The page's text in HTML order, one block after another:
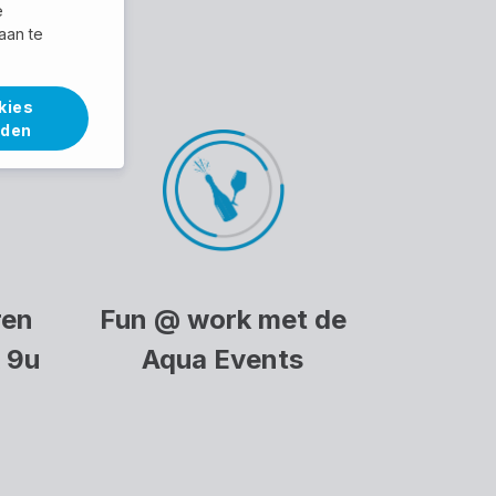
9u
Fun @ work met de
Aqua Events
te